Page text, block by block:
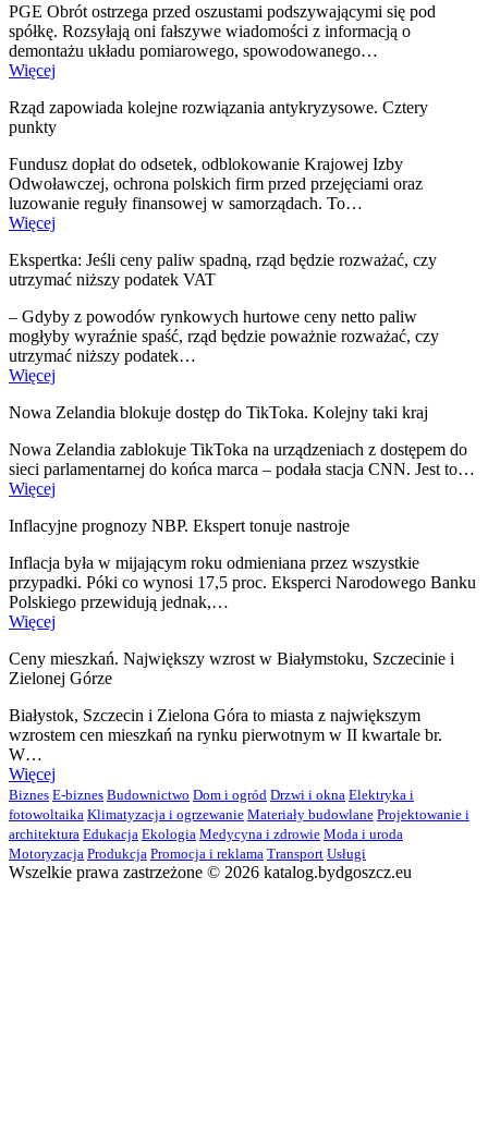
PGE Obrót ostrzega przed oszustami podszywającymi się pod
spółkę. Rozsyłają oni fałszywe wiadomości z informacją o
demontażu układu pomiarowego, spowodowanego…
Więcej
Rząd zapowiada kolejne rozwiązania antykryzysowe. Cztery
punkty
Fundusz dopłat do odsetek, odblokowanie Krajowej Izby
Odwoławczej, ochrona polskich firm przed przejęciami oraz
luzowanie reguły finansowej w samorządach. To…
Więcej
Ekspertka: Jeśli ceny paliw spadną, rząd będzie rozważać, czy
utrzymać niższy podatek VAT
– Gdyby z powodów rynkowych hurtowe ceny netto paliw
mogłyby wyraźnie spaść, rząd będzie poważnie rozważać, czy
utrzymać niższy podatek…
Więcej
Nowa Zelandia blokuje dostęp do TikToka. Kolejny taki kraj
Nowa Zelandia zablokuje TikToka na urządzeniach z dostępem do
sieci parlamentarnej do końca marca – podała stacja CNN. Jest to…
Więcej
Inflacyjne prognozy NBP. Ekspert tonuje nastroje
Inflacja była w mijającym roku odmieniana przez wszystkie
przypadki. Póki co wynosi 17,5 proc. Eksperci Narodowego Banku
Polskiego przewidują jednak,…
Więcej
Ceny mieszkań. Największy wzrost w Białymstoku, Szczecinie i
Zielonej Górze
Białystok, Szczecin i Zielona Góra to miasta z największym
wzrostem cen mieszkań na rynku pierwotnym w II kwartale br.
W…
Więcej
Biznes E-biznes Budownictwo Dom i ogród Drzwi i okna Elektryka i
fotowoltaika Klimatyzacja i ogrzewanie Materiały budowlane Projektowanie i
architektura Edukacja Ekologia Medycyna i zdrowie Moda i uroda
Motoryzacja Produkcja Promocja i reklama Transport Usługi
Wszelkie prawa zastrzeżone © 2026 katalog.bydgoszcz.eu